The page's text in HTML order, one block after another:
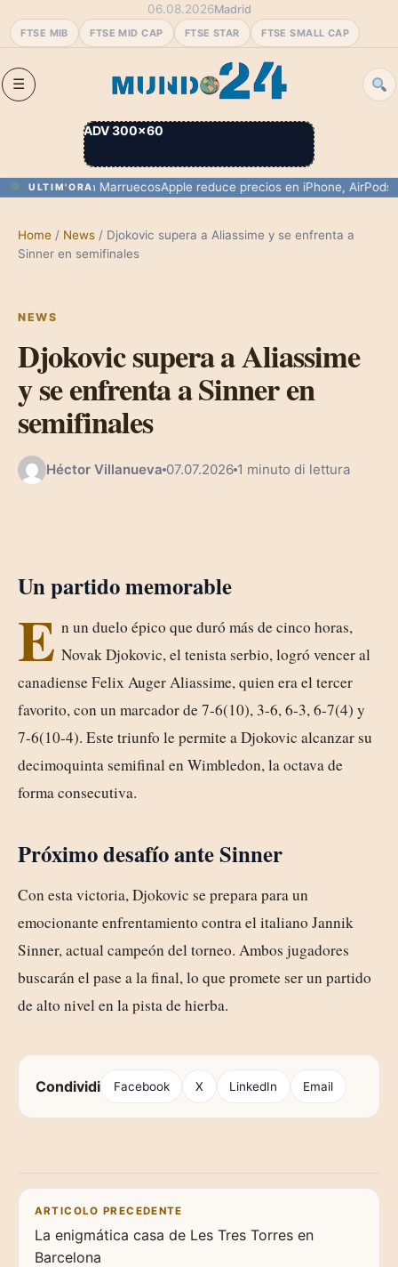
FTSE MIB FTSE MID CAP FTSE STAR FTSE SMALL CAP
06.08.2026Madrid
ADV 300×60
ULTIM'ORA
Ceuta con MarruecosApple reduce precios en iPhone, AirPods y
Home / News / Djokovic supera a Aliassime y se enfrenta a
Sinner en semifinales
NEWS
Djokovic supera a Aliassime
y se enfrenta a Sinner en
semifinales
Héctor Villanueva 07.07.2026 1 minuto di lettura
Un partido memorable
E n un duelo épico que duró más de cinco horas,
Novak Djokovic, el tenista serbio, logró vencer al
canadiense Felix Auger Aliassime, quien era el tercer
favorito, con un marcador de 7-6(10), 3-6, 6-3, 6-7(4) y
7-6(10-4). Este triunfo le permite a Djokovic alcanzar su
decimoquinta semifinal en Wimbledon, la octava de
forma consecutiva.
Próximo desafío ante Sinner
Con esta victoria, Djokovic se prepara para un
emocionante enfrentamiento contra el italiano Jannik
Sinner, actual campeón del torneo. Ambos jugadores
buscarán el pase a la final, lo que promete ser un partido
de alto nivel en la pista de hierba.
Condividi Facebook X LinkedIn Email
Navigazione articoli
ARTICOLO PRECEDENTE
La enigmática casa de Les Tres Torres en
Barcelona